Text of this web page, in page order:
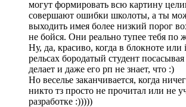
могут формировать всю картину
совершают ошибки школоты, а ты
выходить имея более низкий порог
не бойся. Они реально тупее тебя по
Ну, да, красиво, когда в блокноте
рельсах бородатый студент
делает и даже его рп не знает, что :)
Но веселье заканчивается, когда
никто тз просто не прочитал или не
разработке :)))))